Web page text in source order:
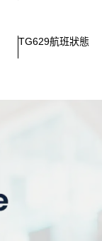
TG629航班狀態